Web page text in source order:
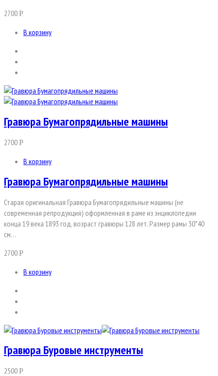
2700Р
В корзину
Гравюра Бумагопрядильные машины
2700Р
В корзину
Гравюра Бумагопрядильные машины
Старая оригинальная Гравюра Бумагопрядильные машины (не
современная репродукция) оформленная в раме из энциклопедии
конца 19 века 1893 год, возраст гравюры 128 лет. Размер рамы 30*40
см…
2700Р
В корзину
Гравюра Буровые инструменты
2500Р